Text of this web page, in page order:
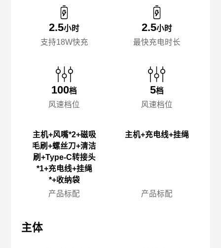
2.5小时
支持18W快充
100档
风速档位
主机+风嘴*2+磁吸
毛刷+螺丝刀+清洁
刷+Type-C转接头
*1+充电线+挂绳
*+收纳袋
产品标配
主体
2.5小时
最快充电时长
5档
风速档位
主机+充电线+挂绳
产品标配